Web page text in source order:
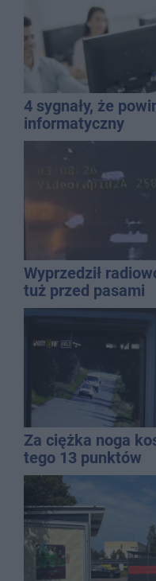
4 sygnały, że
informatyczny
Wyprzedził
tuż przed pasami
Za ciężka noga
tego 13 punktów